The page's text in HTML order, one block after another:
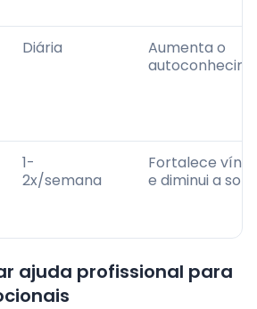
Diária
Aumenta o
1-
2x/semana
Fortalece
e diminui a
ajuda profissional para